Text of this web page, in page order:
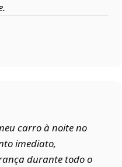
carro à noite no
imediato,
durante todo o